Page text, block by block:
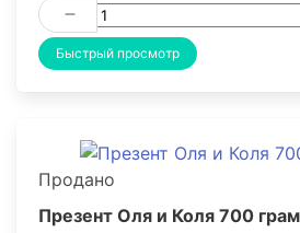
Быстрый просмотр
Продано
Презент Оля и Коля 700